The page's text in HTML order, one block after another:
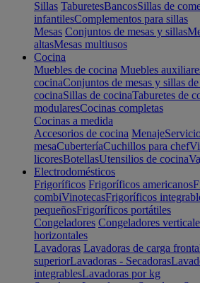
Sillas TaburetesBancosSillas de
infantilesComplementos para sillas
Mesas Conjuntos de mesas y sillas
altasMesas multiusos
Cocina
Muebles de cocina Muebles
cocinaConjuntos de mesas y sillas
cocinaSillas de cocinaTaburetes de
modularesCocinas completas
Cocinas a medida
Accesorios de cocina Menaje
mesaCuberteríaCuchillos para chef
licoresBotellasUtensilios de cocina
Electrodomésticos
Frigoríficos Frigoríficos americanos
combiVinotecasFrigoríficos
pequeñosFrigoríficos portátiles
Congeladores Congeladores
horizontales
Lavadoras Lavadoras de carga
superiorLavadoras - Secadoras
integrablesLavadoras por kg